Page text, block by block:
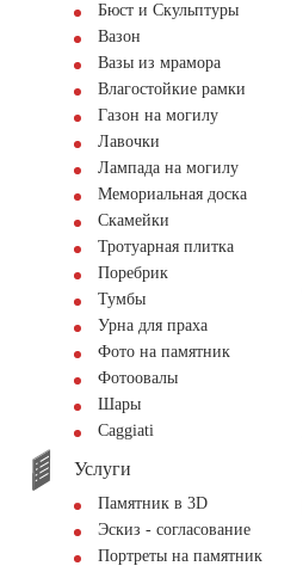
Бюст и Скульптуры
Вазон
Вазы из мрамора
Влагостойкие рамки
Газон на могилу
Лавочки
Лампада на могилу
Мемориальная доска
Скамейки
Тротуарная плитка
Поребрик
Тумбы
Урна для праха
Фото на памятник
Фотоовалы
Шары
Сaggiati
Услуги
Памятник в 3D
Эскиз - согласование
Портреты на памятник